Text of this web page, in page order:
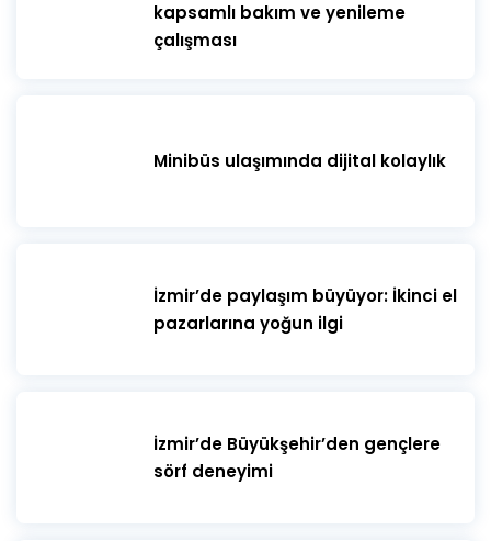
kapsamlı bakım ve yenileme
çalışması
Minibüs ulaşımında dijital kolaylık
İzmir’de paylaşım büyüyor: İkinci el
pazarlarına yoğun ilgi
İzmir’de Büyükşehir’den gençlere
sörf deneyimi